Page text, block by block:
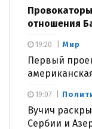
отношения
Мир
Первый
19:20
Вучич
Сербии и
19:07